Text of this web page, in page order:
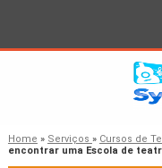
Home » Serviços » Cursos de
encontrar uma Escola de